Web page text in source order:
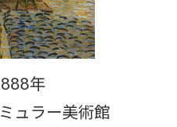
年
ュラー美術館